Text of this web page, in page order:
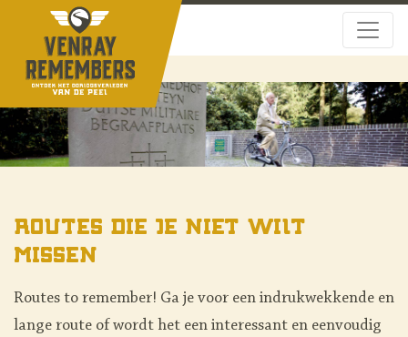
Routes die je niet wilt
missen
Routes to remember! Ga je voor een indrukwekkende en
lange route of wordt het een interessant en eenvoudig